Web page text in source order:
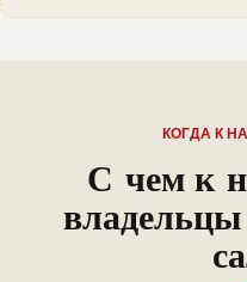
КОГДА К
С чем к